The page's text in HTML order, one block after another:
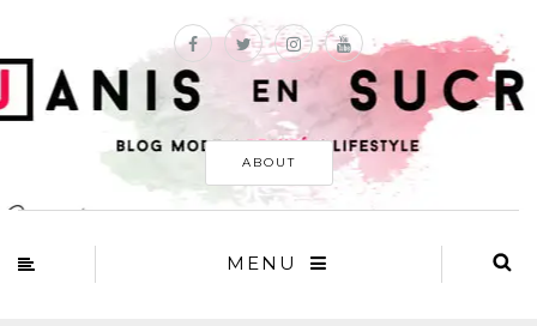
ABOUT
MENU